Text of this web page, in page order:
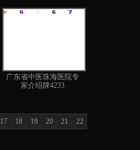
广东省中医珠海医院专
家介绍牌4233
17 18 19 20 21 22